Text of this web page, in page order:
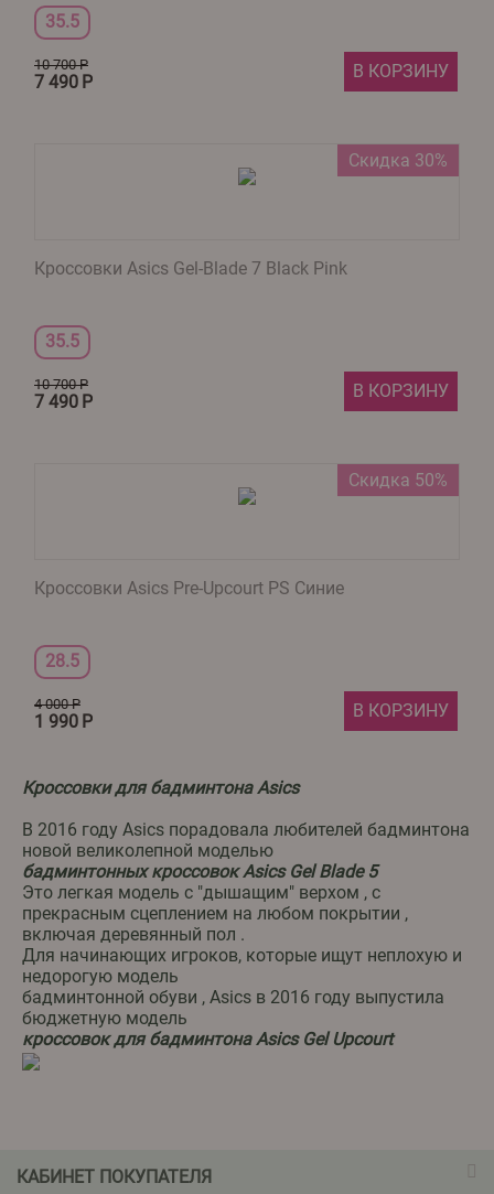
35.5
10 700 Р
7 490 Р
В КОРЗИНУ
Скидка 30%
Кроссовки Asics Gel-Blade 7 Black Pink
35.5
10 700 Р
7 490 Р
В КОРЗИНУ
Скидка 50%
Кроссовки Asics Pre-Upcourt PS Синие
28.5
4 000 Р
1 990 Р
В КОРЗИНУ
Кроссовки для бадминтона Asics
В 2016 году Asics порадовала любителей бадминтона
новой великолепной моделью
бадминтонных кроссовок Asics Gel Blade 5
Это легкая модель с "дышащим" верхом , с
прекрасным сцеплением на любом покрытии ,
включая деревянный пол .
Для начинающих игроков, которые ищут неплохую и
недорогую модель
бадминтонной обуви , Asics в 2016 году выпустила
бюджетную модель
кроссовок для бадминтона Asics Gel Upcourt
КАБИНЕТ ПОКУПАТЕЛЯ